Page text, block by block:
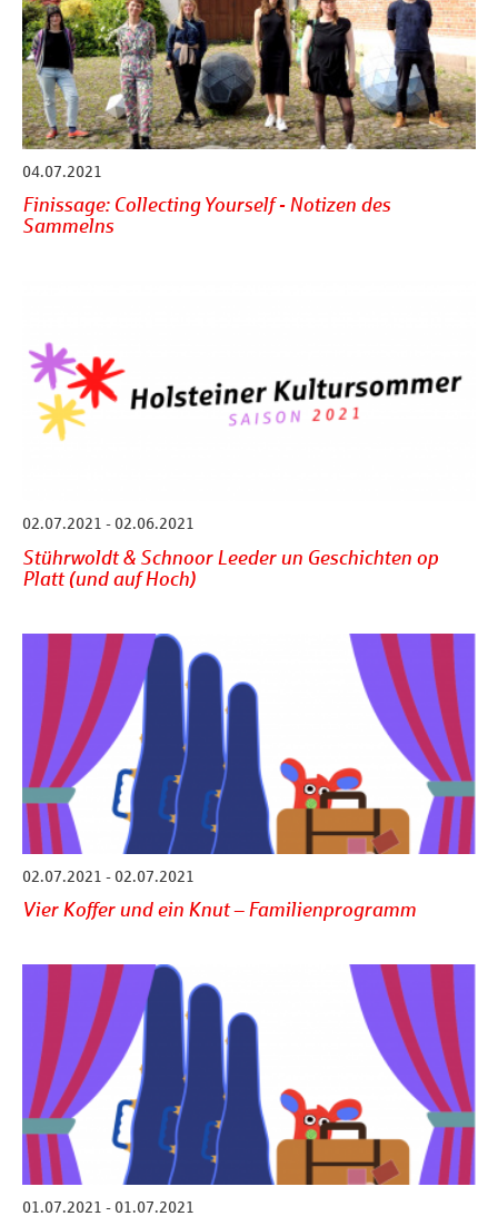
04.07.2021
Finissage: Collecting Yourself - Notizen des
Sammelns
02.07.2021 - 02.06.2021
Stührwoldt & Schnoor Leeder un Geschichten op
Platt (und auf Hoch)
02.07.2021 - 02.07.2021
Vier Koffer und ein Knut – Familienprogramm
01.07.2021 - 01.07.2021